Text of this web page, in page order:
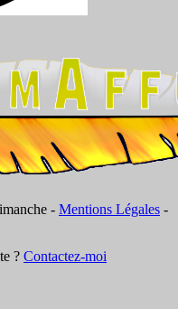
- Mentions Légales -
? Contactez-moi